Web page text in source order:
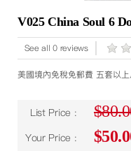
V025 China Soul 6
See all 0 reviews
美國境內免稅免郵費 五套以
List Price :
Your Price :